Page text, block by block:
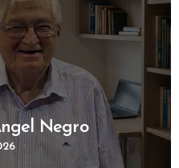
Negro